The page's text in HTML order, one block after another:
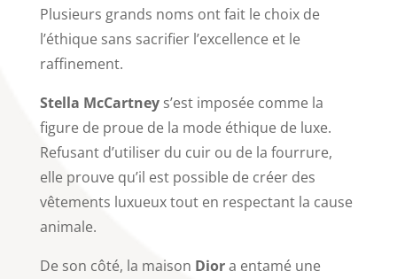
Plusieurs grands noms ont fait le choix de
l’éthique sans sacrifier l’excellence et le
raffinement.
Stella McCartneys’est imposée comme la
figure de proue de la mode éthique de luxe.
Refusant d’utiliser du cuir ou de la fourrure,
elle prouve qu’il est possible de créer des
vêtements luxueux tout en respectant la cause
animale.
De son côté, la maison Diora entamé une